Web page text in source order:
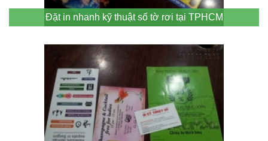
Đặt in nhanh kỹ thuật số tờ rơi tại TPHCM